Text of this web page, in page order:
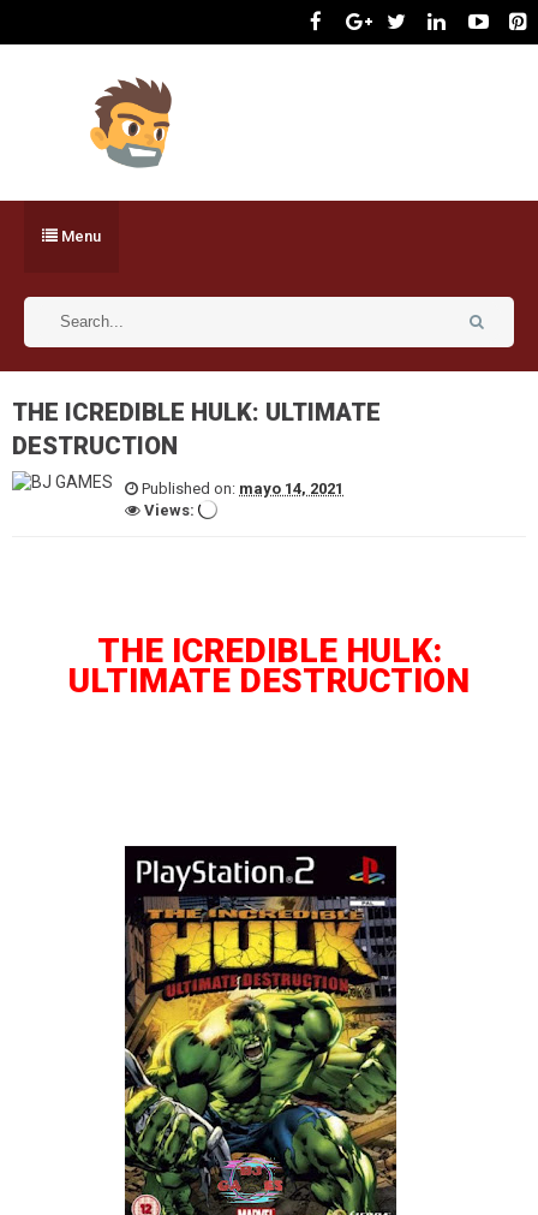
Menu
THE ICREDIBLE HULK: ULTIMATE
DESTRUCTION
Published on: mayo 14, 2021
Views:
THE ICREDIBLE HULK:
ULTIMATE DESTRUCTION